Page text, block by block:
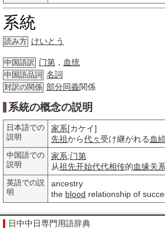
系統
読み方 けいとう
中国語訳 门第 ， 血统
中国語品詞 名詞
対訳の関係 部分同義関係
系統の概念の説明
日本語での
説明
家系[カケイ]
先祖から代々受け継がれる 血
中国語での
説明
家系;门第
从祖先开始代代相传的血缘关系
英語での説
明
ancestry
the blood relationship of
日中中日専門用語辞典